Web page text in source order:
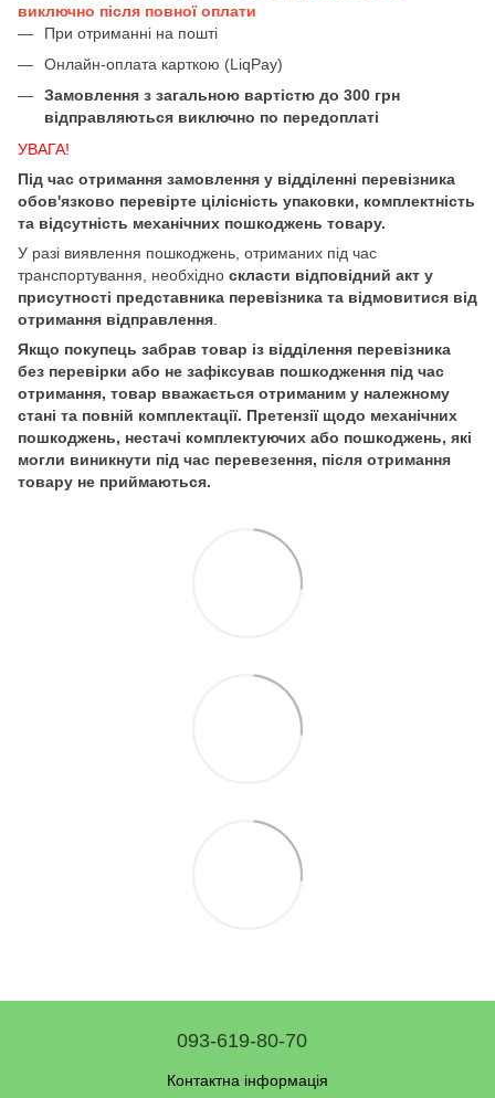
виключно після повної оплати
При отриманні на пошті
Онлайн-оплата карткою (LiqPay)
Замовлення з загальною вартістю до 300 грн
відправляються виключно по передоплаті
УВАГА!
Під час отримання замовлення у відділенні перевізника
обов'язково перевірте цілісність упаковки, комплектність
та відсутність механічних пошкоджень товару.
У разі виявлення пошкоджень, отриманих під час
транспортування, необхідно скласти відповідний акт у
присутності представника перевізника та відмовитися від
отримання відправлення
Якщо покупець забрав товар із відділення перевізника
без перевірки або не зафіксував пошкодження під час
отримання, товар вважається отриманим у належному
стані та повній комплектації. Претензії щодо механічних
пошкоджень, нестачі комплектуючих або пошкоджень, які
могли виникнути під час перевезення, після отримання
товару не приймаються.
093-619-80-70
Контактна інформація